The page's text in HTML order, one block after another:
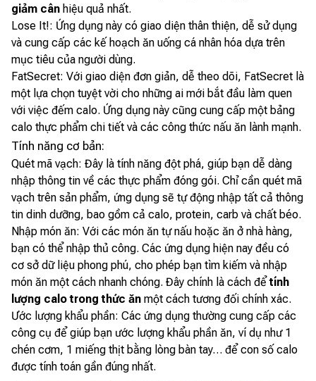
giảm cân hiệu quả nhất.
Lose It!: Ứng dụng này có giao diện thân thiện, dễ sử dụng
và cung cấp các kế hoạch ăn uống cá nhân hóa dựa trên
mục tiêu của người dùng.
FatSecret: Với giao diện đơn giản, dễ theo dõi, FatSecret là
một lựa chọn tuyệt vời cho những ai mới bắt đầu làm quen
với việc đếm calo. Ứng dụng này cũng cung cấp một bảng
calo thực phẩm chi tiết và các công thức nấu ăn lành mạnh.
Tính năng cơ bản:
Quét mã vạch: Đây là tính năng đột phá, giúp bạn dễ dàng
nhập thông tin về các thực phẩm đóng gói. Chỉ cần quét mã
vạch trên sản phẩm, ứng dụng sẽ tự động nhập tất cả thông
tin dinh dưỡng, bao gồm cả calo, protein, carb và chất béo.
Nhập món ăn: Với các món ăn tự nấu hoặc ăn ở nhà hàng,
bạn có thể nhập thủ công. Các ứng dụng hiện nay đều có
cơ sở dữ liệu phong phú, cho phép bạn tìm kiếm và nhập
món ăn một cách nhanh chóng. Đây chính là cách đểtính
lượng calo trong thức ăn một cách tương đối chính xác.
Ước lượng khẩu phần: Các ứng dụng thường cung cấp các
công cụ để giúp bạn ước lượng khẩu phần ăn, ví dụ như 1
chén cơm, 1 miếng thịt bằng lòng bàn tay… để con số calo
được tính toán gần đúng nhất.